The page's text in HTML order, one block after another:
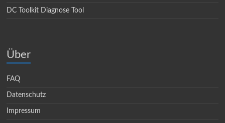
DC Toolkit Diagnose Tool
Über
FAQ
Datenschutz
Impressum